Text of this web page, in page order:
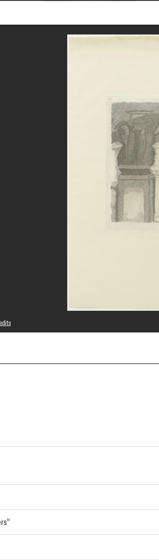
Paris
presentation :GrandPalaisRmnPhoto